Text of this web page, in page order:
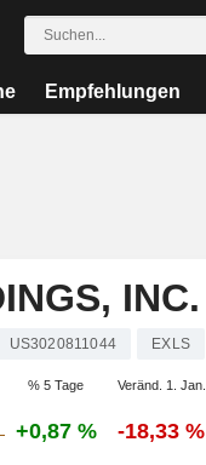
Empfehlungen
INC.
US3020811044 EXLS
% 5 Tage Veränd. 1. Jan.
+0,87 % -18,33 %